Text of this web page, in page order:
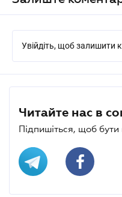
Увійдіть, щоб залишити
Читайте нас в
Підпишіться, щоб бути